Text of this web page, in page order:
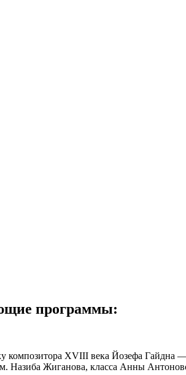
программы:
XVIII века Йозефа Гайдна
Назиба Жиганова, класса Анны